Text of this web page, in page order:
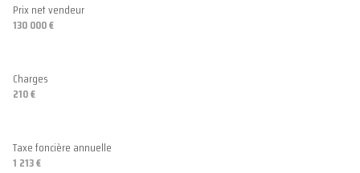
Prix net vendeur
130 000 €
Charges
210 €
Taxe foncière annuelle
1 213 €